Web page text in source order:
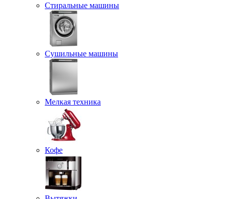
Стиральные машины
Сушильные машины
Мелкая техника
Кофе